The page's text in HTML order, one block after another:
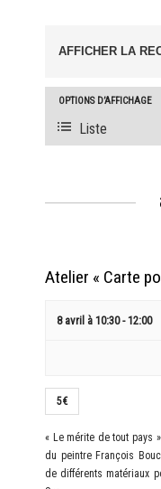
Recherche
navigation
de
AFFICHER LA
Navigation
de
OPTIONS D’AFFICHAGE
Liste
Atelier « Carte
8 avril à 10:30-12:00
5€
« Le mérite de tout pays
du peintre François
de différents matériaux